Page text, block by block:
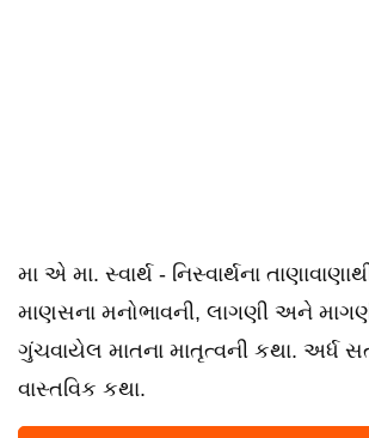
મા એ મા. સ્વાર્થ - નિસ્વાર્થના
માણસના મનોભાવની, લાગણી અને
ગુંચવાયેલ માતના માતૃત્વની કથા. અર્ધ
વાસ્તવિક કથા.